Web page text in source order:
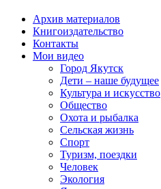
Архив материалов
Книгоиздательство
Контакты
Мои видео
Город Якутск
Дети – наше будущее
Культура и искусство
Общество
Охота и рыбалка
Сельская жизнь
Спорт
Туризм, поездки
Человек
Экология